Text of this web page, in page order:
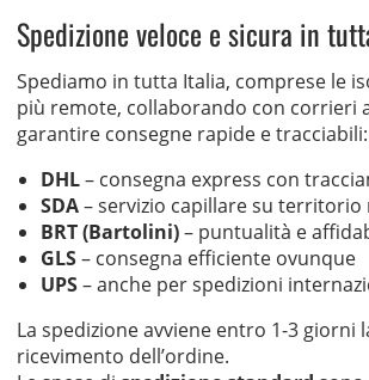
Spedizione veloce e sicura in
Spediamo in tutta Italia, comprese le
più remote, collaborando con corrieri
garantire consegne rapide e tracciabili:
DHL– consegna express con
SDA– servizio capillare su territorio
BRT (Bartolini)– puntualità e
GLS– consegna efficiente ovunque
UPS– anche per spedizioni
La spedizione avviene entro 1-3 giorni
ricevimento dell’ordine.